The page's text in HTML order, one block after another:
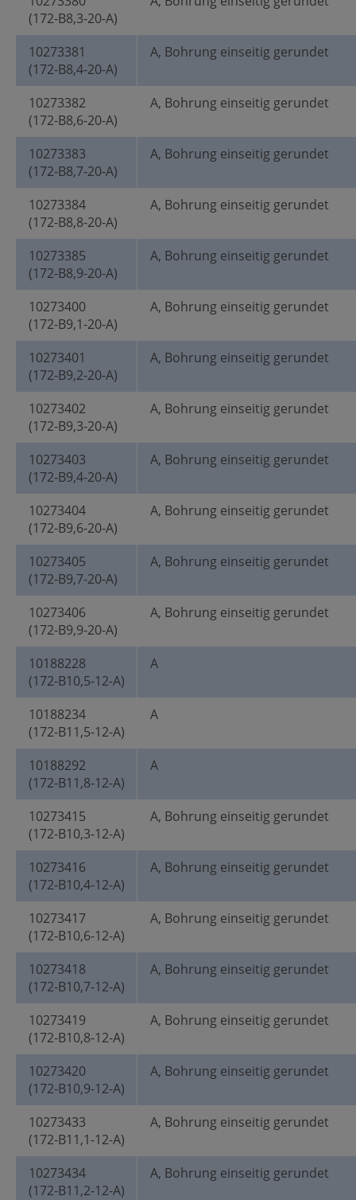
(172-B8,3-20-A)
10273381
(172-B8,4-20-A)
A, Bohrung einseitig gerundet
10273382
(172-B8,6-20-A)
A, Bohrung einseitig gerundet
10273383
(172-B8,7-20-A)
A, Bohrung einseitig gerundet
10273384
(172-B8,8-20-A)
A, Bohrung einseitig gerundet
10273385
(172-B8,9-20-A)
A, Bohrung einseitig gerundet
10273400
(172-B9,1-20-A)
A, Bohrung einseitig gerundet
10273401
(172-B9,2-20-A)
A, Bohrung einseitig gerundet
10273402
(172-B9,3-20-A)
A, Bohrung einseitig gerundet
10273403
(172-B9,4-20-A)
A, Bohrung einseitig gerundet
10273404
(172-B9,6-20-A)
A, Bohrung einseitig gerundet
10273405
(172-B9,7-20-A)
A, Bohrung einseitig gerundet
10273406
(172-B9,9-20-A)
A, Bohrung einseitig gerundet
10188228
(172-B10,5-12-A)
A
10188234
(172-B11,5-12-A)
A
10188292
(172-B11,8-12-A)
A
10273415
(172-B10,3-12-A)
A, Bohrung einseitig gerundet
10273416
(172-B10,4-12-A)
A, Bohrung einseitig gerundet
10273417
(172-B10,6-12-A)
A, Bohrung einseitig gerundet
10273418
(172-B10,7-12-A)
A, Bohrung einseitig gerundet
10273419
(172-B10,8-12-A)
A, Bohrung einseitig gerundet
10273420
(172-B10,9-12-A)
A, Bohrung einseitig gerundet
10273433
(172-B11,1-12-A)
A, Bohrung einseitig gerundet
10273434
(172-B11,2-12-A)
A, Bohrung einseitig gerundet